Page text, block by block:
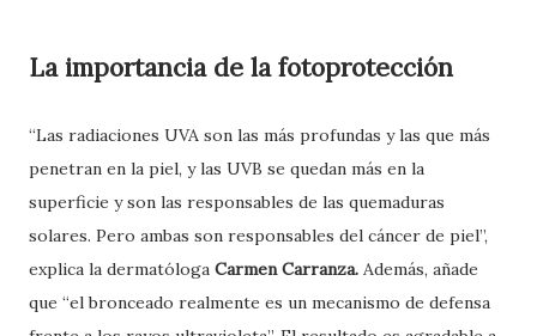
La importancia de la fotoprotección
“Las radiaciones UVA son las más profundas y las que más
penetran en la piel, y las UVB se quedan más en la
superficie y son las responsables de las quemaduras
solares. Pero ambas son responsables del cáncer de piel”,
explica la dermatóloga Carmen Carranza. Además, añade
que “el bronceado realmente es un mecanismo de defensa